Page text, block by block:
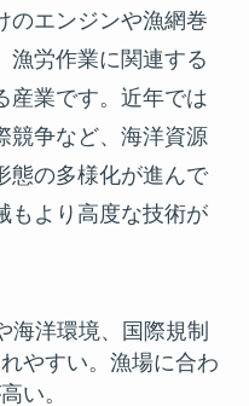
のエンジンや漁網巻
漁労作業に関連する
産業です。近年では
競争など、海洋資源
態の多様化が進んで
もより高度な技術が
海洋環境、国際規制
やすい。漁場に合わ
い。